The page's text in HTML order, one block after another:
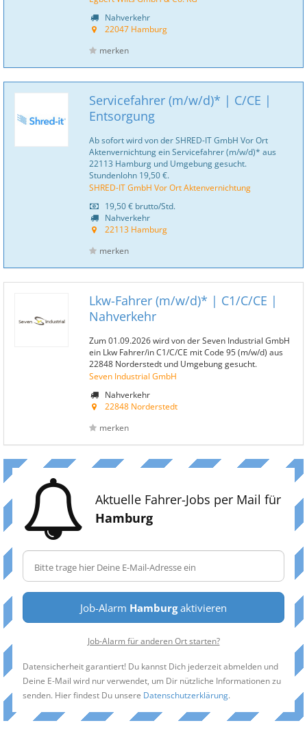
Nahverkehr
22047 Hamburg
merken
Servicefahrer (m/w/d)* | C/CE |
Entsorgung
Ab sofort wird von der SHRED-IT GmbH Vor Ort
Aktenvernichtung ein Servicefahrer (m/w/d)* aus
22113 Hamburg und Umgebung gesucht.
Stundenlohn 19,50 €.
SHRED-IT GmbH Vor Ort Aktenvernichtung
19,50 € brutto/Std.
Nahverkehr
22113 Hamburg
merken
Lkw-Fahrer (m/w/d)* | C1/C/CE |
Nahverkehr
Zum 01.09.2026 wird von der Seven Industrial GmbH
ein Lkw Fahrer/in C1/C/CE mit Code 95 (m/w/d) aus
22848 Norderstedt und Umgebung gesucht.
Seven Industrial GmbH
Nahverkehr
22848 Norderstedt
merken
Aktuelle Fahrer-Jobs per Mail für
Hamburg
Job-Alarm Hamburgaktivieren
Job-Alarm für anderen Ort starten?
Datensicherheit garantiert! Du kannst Dich jederzeit abmelden und
Deine E-Mail wird nur verwendet, um Dir nützliche Informationen zu
senden. Hier findest Du unsere Datenschutzerklärung.